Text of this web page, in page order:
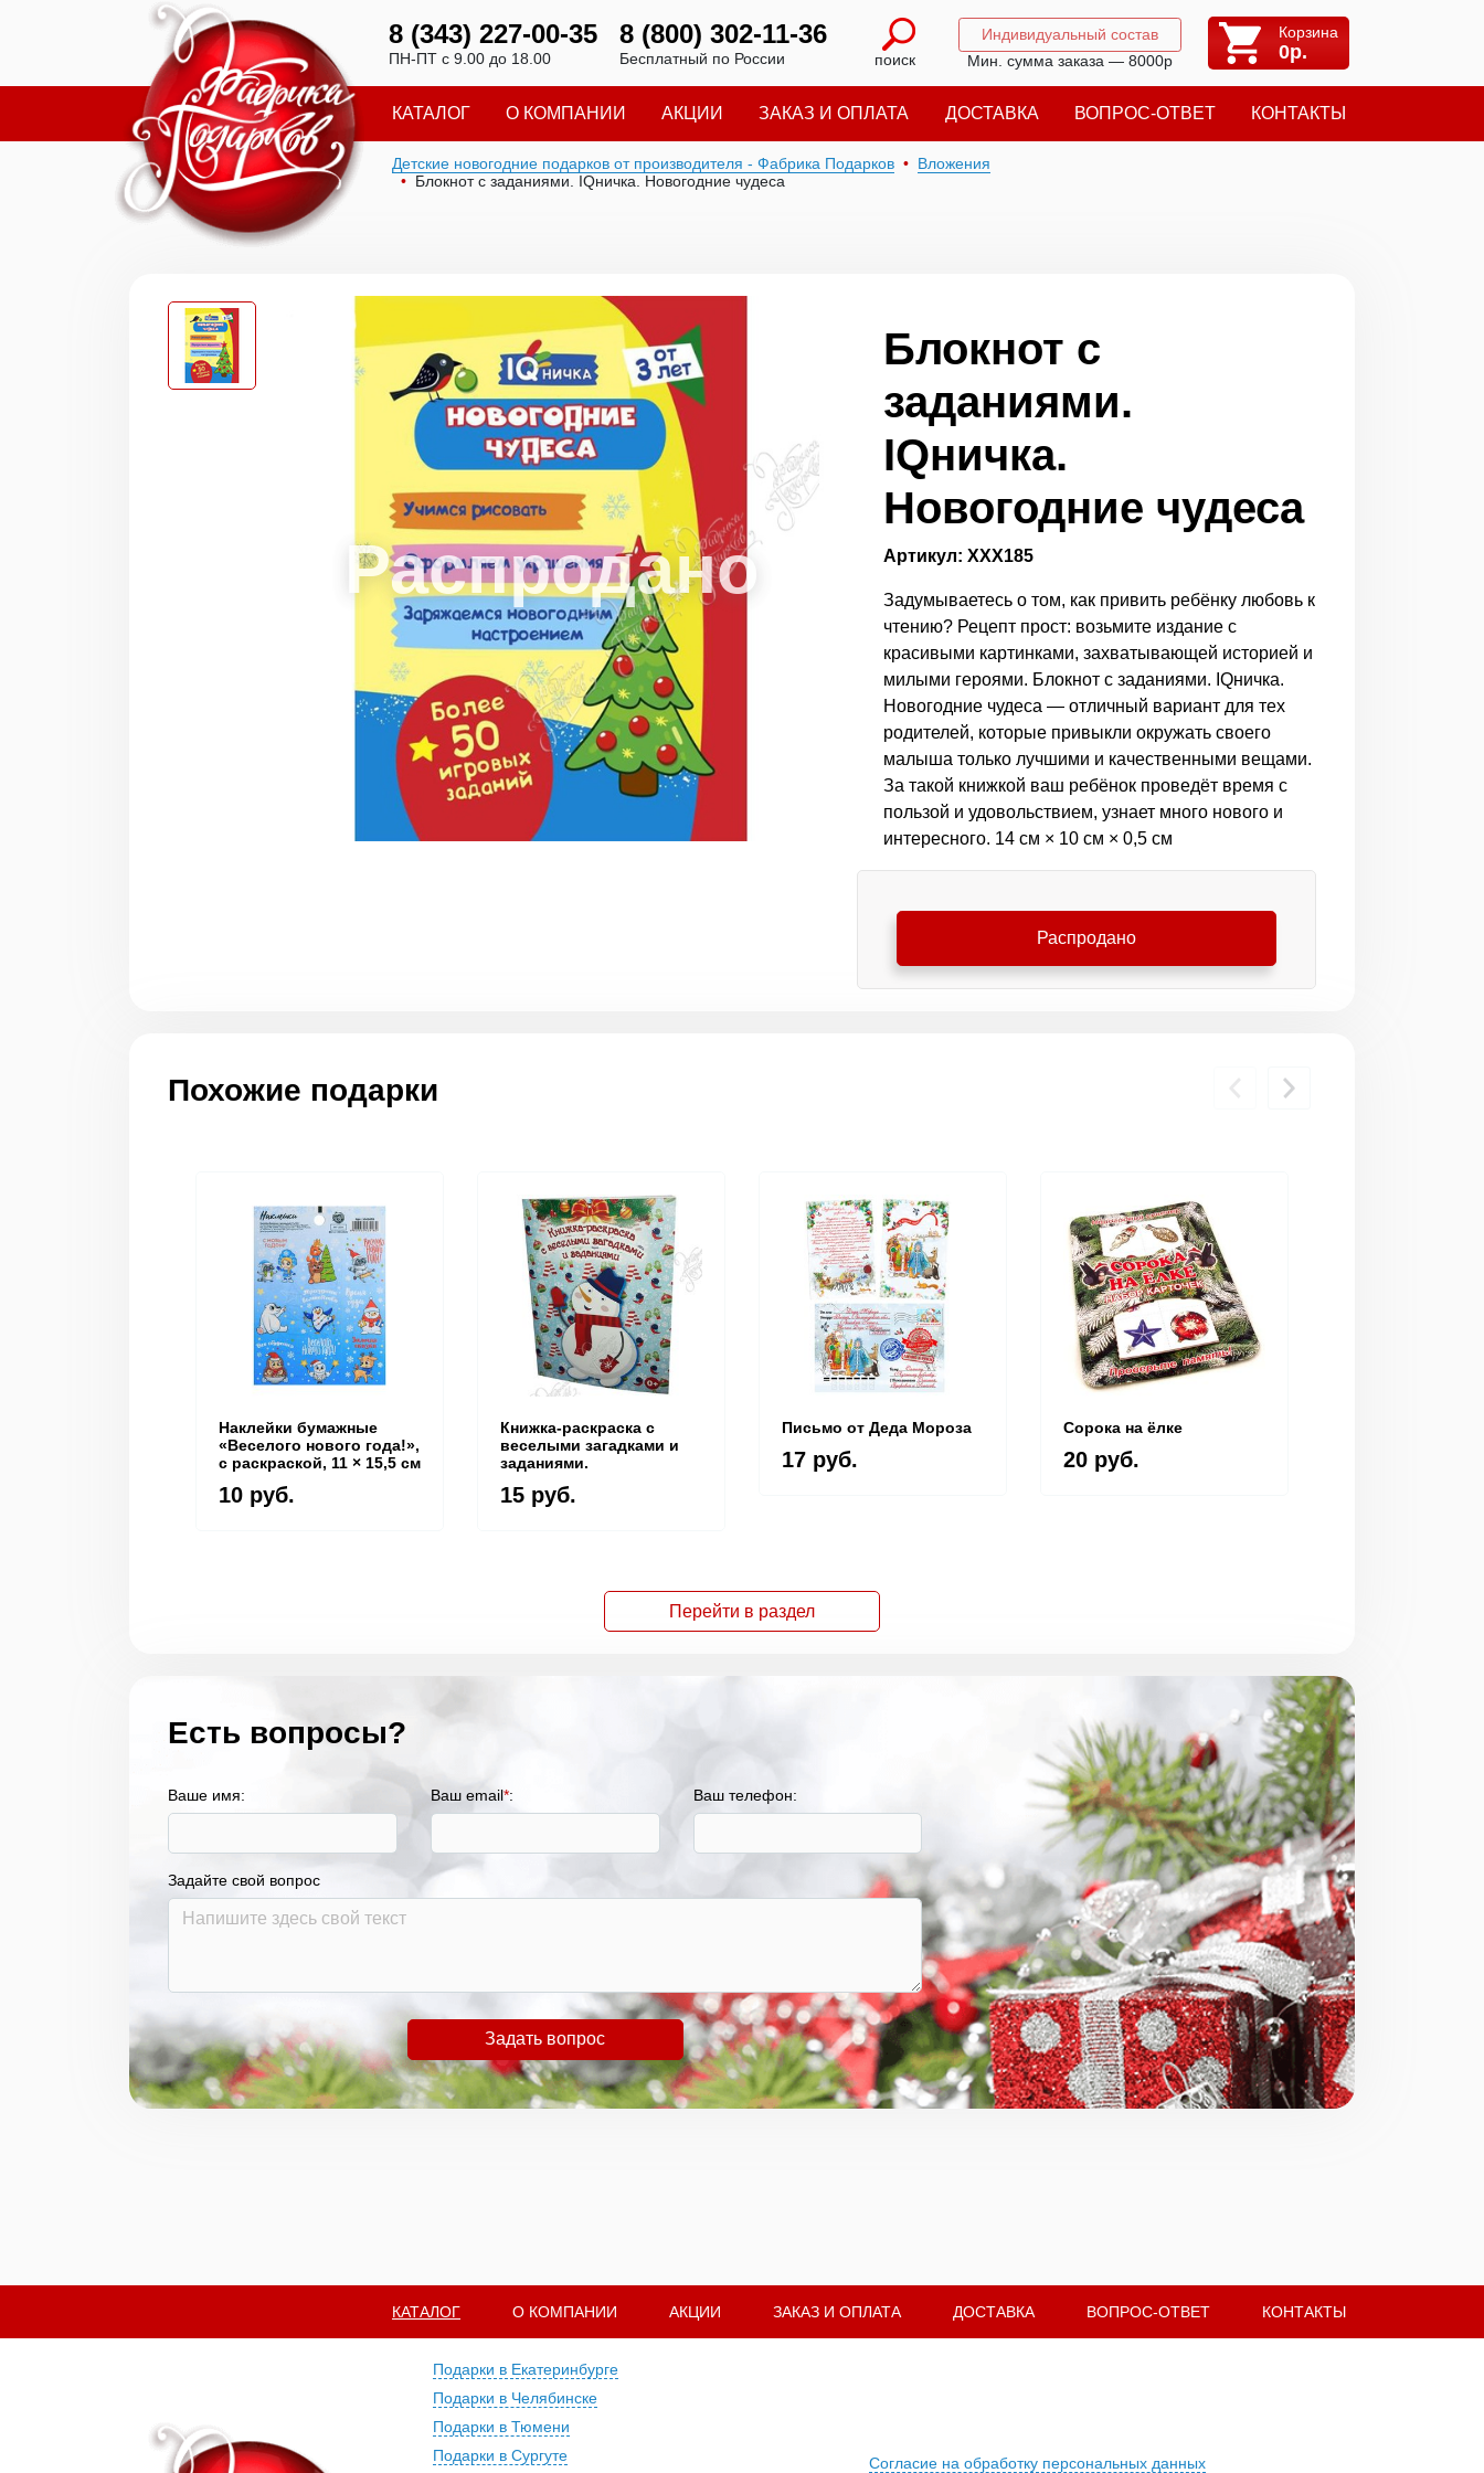
8 (343) 227-00-35
ПН-ПТ с 9.00 до 18.00
8 (800) 302-11-36
Бесплатный по России поиск
Индивидуальный состав
Мин. сумма заказа — 8000р
Корзина
0р.
КАТАЛОГ О КОМПАНИИ АКЦИИ ЗАКАЗ И ОПЛАТА ДОСТАВКА ВОПРОС-ОТВЕТ КОНТАКТЫ
Детские новогодние подарков от производителя - Фабрика Подарков
Вложения
Блокнот с заданиями. IQничка. Новогодние чудеса
Блокнот с
заданиями.
IQничка.
Новогодние чудеса
Артикул: ХХХ185
Задумываетесь о том, как привить ребёнку любовь к
чтению? Рецепт прост: возьмите издание с
красивыми картинками, захватывающей историей и
милыми героями. Блокнот с заданиями. IQничка.
Новогодние чудеса — отличный вариант для тех
родителей, которые привыкли окружать своего
малыша только лучшими и качественными вещами.
За такой книжкой ваш ребёнок проведёт время с
пользой и удовольствием, узнает много нового и
интересного. 14 см × 10 см × 0,5 см
Распродано
Похожие подарки
Наклейки бумажные
«Веселого нового года!»,
c раскраской, 11 × 15,5 см
10 руб.
Книжка-раскраска с
веселыми загадками и
заданиями.
15 руб.
Письмо от Деда Мороза
17 руб.
Сорока на ёлке
20 руб.
Перейти в раздел
Есть вопросы?
Ваше имя: Ваш email*: Ваш телефон:
Задайте свой вопрос
Задать вопрос
КАТАЛОГ О КОМПАНИИ АКЦИИ ЗАКАЗ И ОПЛАТА ДОСТАВКА ВОПРОС-ОТВЕТ КОНТАКТЫ
Подарки в Екатеринбурге
Подарки в Челябинске
Подарки в Тюмени
Подарки в Сургуте
Согласие на обработку персональных данных